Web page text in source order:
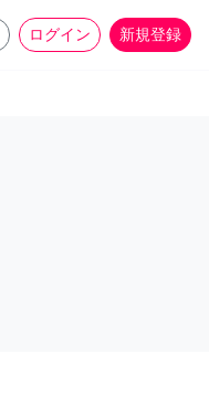
ログイン 新規登録